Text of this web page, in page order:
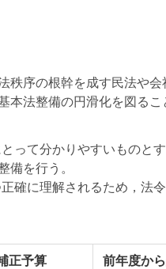
序の根幹を成す民法や
法整備の円滑化を図る
て分かりやすいものと
備を行う。
に理解されるため，法令
正予算
前年度か